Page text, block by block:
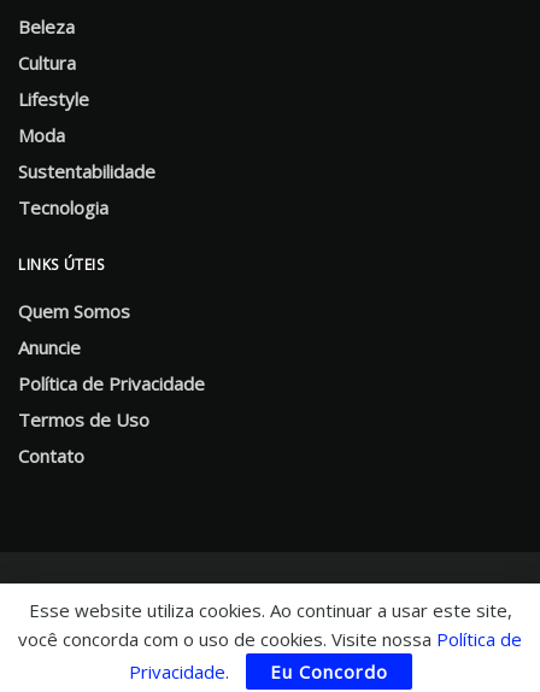
Beleza
Cultura
Lifestyle
Moda
Sustentabilidade
Tecnologia
LINKS ÚTEIS
Quem Somos
Anuncie
Política de Privacidade
Termos de Uso
Contato
© 2025 CHNews - Portal de Notícias
Esse website utiliza cookies. Ao continuar a usar este site,
você concorda com o uso de cookies. Visite nossa Política de
Privacidade. Eu Concordo